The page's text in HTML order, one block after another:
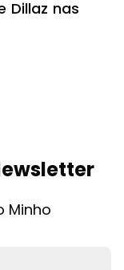
Dillaz nas
Minho